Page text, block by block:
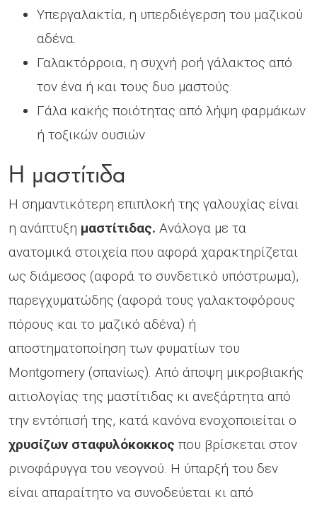
Υπεργαλακτία, η υπερδιέγερση του μαζικού
αδένα.
Γαλακτόρροια, η συχνή ροή γάλακτος από
τον ένα ή και τους δυο μαστούς.
Γάλα κακής ποιότητας από λήψη φαρμάκων
ή τοξικών ουσιών
Η μαστίτιδα
Η σημαντικότερη επιπλοκή της γαλουχίας είναι
η ανάπτυξη μαστίτιδας. Ανάλογα με τα
ανατομικά στοιχεία που αφορά χαρακτηρίζεται
ως διάμεσος (αφορά το συνδετικό υπόστρωμα),
παρεγχυματώδης (αφορά τους γαλακτοφόρους
πόρους και το μαζικό αδένα) ή
αποστηματοποίηση των φυματίων του
Montgomery (σπανίως). Από άποψη μικροβιακής
αιτιολογίας της μαστίτιδας κι ανεξάρτητα από
την εντόπισή της, κατά κανόνα ενοχοποιείται ο
χρυσίζων σταφυλόκοκκος που βρίσκεται στον
ρινοφάρυγγα του νεογνού. Η ύπαρξή του δεν
είναι απαραίτητο να συνοδεύεται κι από